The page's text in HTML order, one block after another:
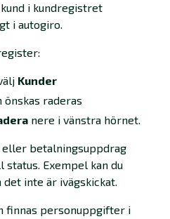
i kundregistret
i autogiro.
Kunder
önskas raderas
nere i vänstra hörnet.
eller betalningsuppdrag
status. Exempel kan du
inte är ivägskickat.
finnas personuppgifter i